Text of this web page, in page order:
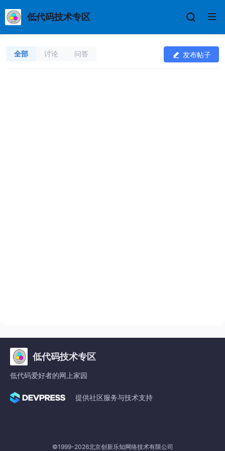
低代码技术专区
全部 讨论 问答 发布帖子
低代码技术专区
低代码爱好者的网上家园
提供社区服务与技术支持
©1999-2026北京创新乐知网络技术有限公司